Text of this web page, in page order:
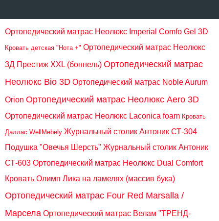
Ортопедический матрас Неолюкс Imperial Comfo Gel 3D
Кровать детская "Нота +" Ортопедический матрас Неолюкс
3Д Преcтиж XXL (боннель) Ортопедический матрас
Неолюкс Bio 3D Ортопедический матрас Noble Aurum
Orion Ортопедический матрас Неолюкс Aero 3D
Ортопедический матрас Неолюкс Laconica foam Кровать
Даллас WellMebely Журнальный столик Антоник СТ-304
Подушка "Овечья Шерсть" Журнальный столик Антоник
СТ-603 Ортопедический матрас Неолюкс Dual Comfort
Кровать Олимп Лика на ламелях (массив бука)
Ортопедический матрас Four Red Marsalla /
Марсела Ортопедический матрас Велам "ТРЕНД-